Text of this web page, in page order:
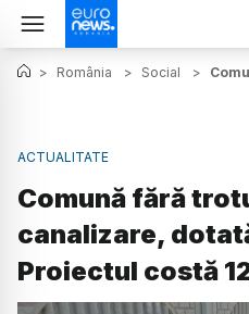
> România > Social >
ACTUALITATE
Comună fără
canalizare,
Proiectul costă